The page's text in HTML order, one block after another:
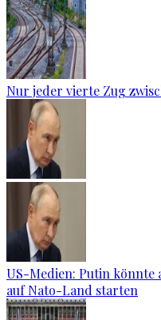
Nur jeder vierte Zug
US-Medien: Putin
auf Nato-Land starten